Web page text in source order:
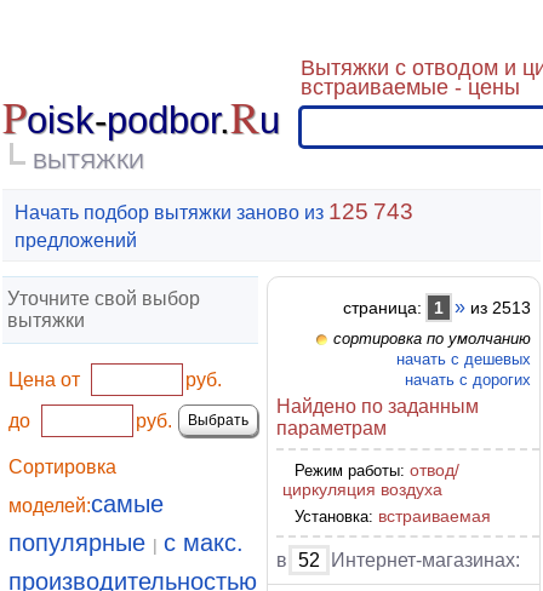
Poisk-podbor.Ru
ВЫТЯЖКИ
Вытяжки с отводом и
встраиваемые - цены
Начать подбор вытяжки заново из 125 743
предложений
Уточните свой выбор
вытяжки
Цена от
руб.
до
руб.
Сортировка
моделей:самые
популярные | с макс.
производительностью
страница: 1 » из 2513
сортировка по умолчанию
начать с дешевых
начать с дорогих
Найдено по заданным
параметрам
Режим работы: отвод/
циркуляция воздуха
Установка: встраиваемая
в 52 Интернет-магазинах: